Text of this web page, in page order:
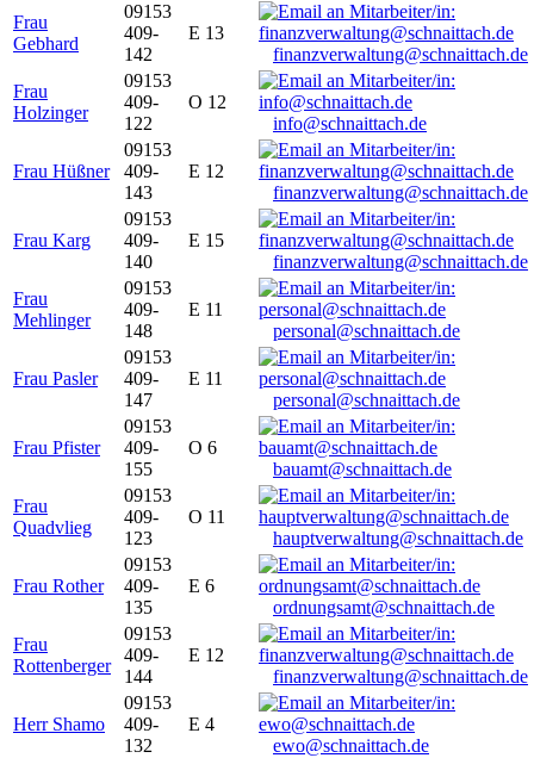
Frau
Gebhard
09153
409-
142
E 13
finanzverwaltung@schnaittach.de
Frau
Holzinger
09153
409-
122
O 12
info@schnaittach.de
Frau Hüßner
09153
409-
143
E 12
finanzverwaltung@schnaittach.de
Frau Karg
09153
409-
140
E 15
finanzverwaltung@schnaittach.de
Frau
Mehlinger
09153
409-
148
E 11
personal@schnaittach.de
Frau Pasler
09153
409-
147
E 11
personal@schnaittach.de
Frau Pfister
09153
409-
155
O 6
bauamt@schnaittach.de
Frau
Quadvlieg
09153
409-
123
O 11
hauptverwaltung@schnaittach.de
Frau Rother
09153
409-
135
E 6
ordnungsamt@schnaittach.de
Frau
Rottenberger
09153
409-
144
E 12
finanzverwaltung@schnaittach.de
Herr Shamo
09153
409-
132
E 4
ewo@schnaittach.de